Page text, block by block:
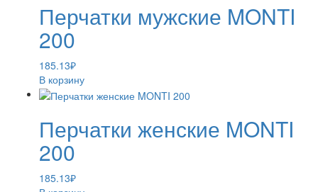
Перчатки мужские MONTI
200
185.13₽
В корзину
Перчатки женские MONTI
200
185.13₽